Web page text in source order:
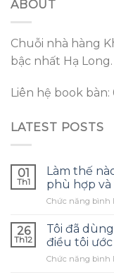
ABOUT
Chuỗi nhà hàng
bậc nhất Hạ Long.
Liên hệ book
LATEST POSTS
01
Th1
Làm thế
phù hợp
Chức năng bình
26
Th12
Tôi đã
điều tôi
Chức năng bình